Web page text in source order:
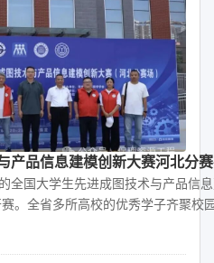
产品信息建模创新大赛河北分
全国大学生先进成图技术与产品信
。全省多所高校的优秀学子齐聚校